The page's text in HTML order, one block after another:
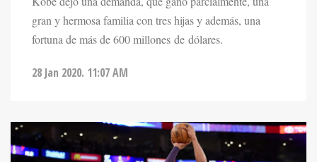
gran y hermosa familia con tres hijas y además, una
fortuna de más de 600 millones de dólares.
28 Jan 2020. 11:07 AM